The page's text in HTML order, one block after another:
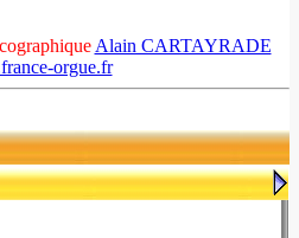
Alain CARTAYRADE
orgue.fr